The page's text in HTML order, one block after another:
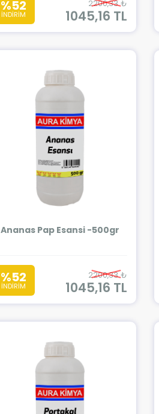
%52
İNDİRİM
2200,33 ₺
1045,16 TL
Ananas Pap Esansi -500gr
%52
İNDİRİM
2200,33 ₺
1045,16 TL